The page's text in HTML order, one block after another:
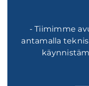
- Tiimimme
antamalla